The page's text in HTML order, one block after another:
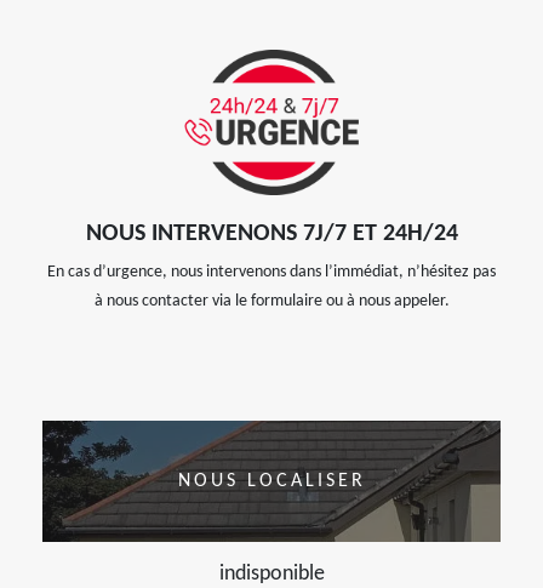
NOUS INTERVENONS 7J/7 ET 24H/24
En cas d’urgence, nous intervenons dans l’immédiat, n’hésitez pas
à nous contacter via le formulaire ou à nous appeler.
NOUS LOCALISER
indisponible